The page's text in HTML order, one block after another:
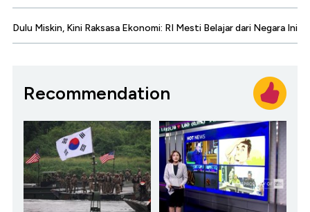
Dulu Miskin, Kini Raksasa Ekonomi: RI Mesti Belajar dari Negara Ini
Recommendation